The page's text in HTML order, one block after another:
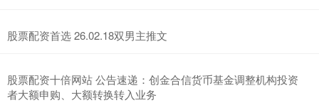
股票配资首选 26.02.18双男主推文
股票配资十倍网站 公告速递：创金合信货币基金调整机构投资
者大额申购、大额转换转入业务